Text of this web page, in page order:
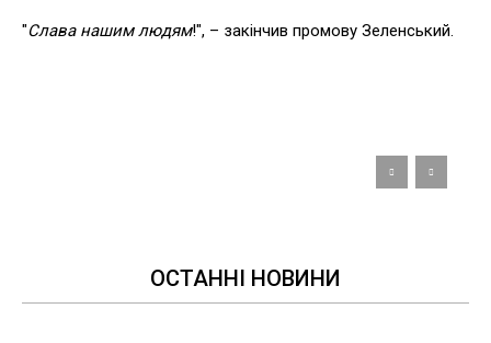
"Слава нашим людям!", – закінчив промову Зеленський.
ОСТАННІ НОВИНИ